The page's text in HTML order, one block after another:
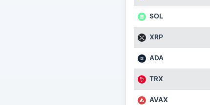
SOL
XRP
ADA
TRX
AVAX